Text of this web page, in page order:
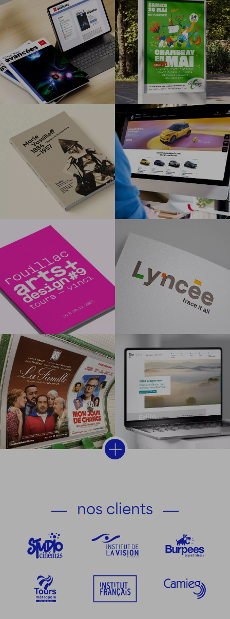
nos clients